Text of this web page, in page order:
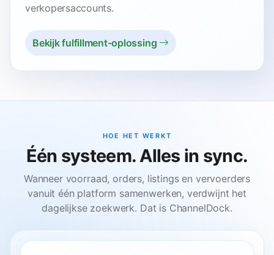
verkopersaccounts.
Bekijk fulfillment-oplossing
HOE HET WERKT
Één systeem. Alles in sync.
Wanneer voorraad, orders, listings en vervoerders
vanuit één platform samenwerken, verdwijnt het
dagelijkse zoekwerk. Dat is ChannelDock.